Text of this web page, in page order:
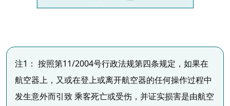
注1： 按照第11/2004号行政法规第四条规定，如果在
航空器上，又或在登上或离开航空器的任何操作过程中
发生意外而引致 乘客死亡或受伤，并证实损害是由航空